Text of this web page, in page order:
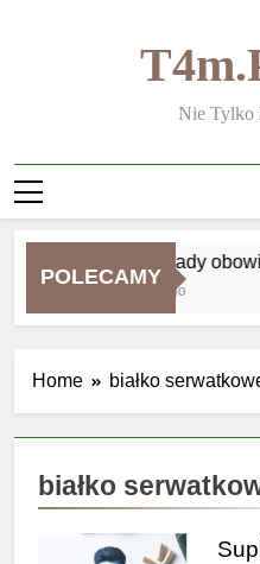
Nie Tylko
POLECAMY
Jakie zasady
1 Tydzień Ago
Home białko
białko